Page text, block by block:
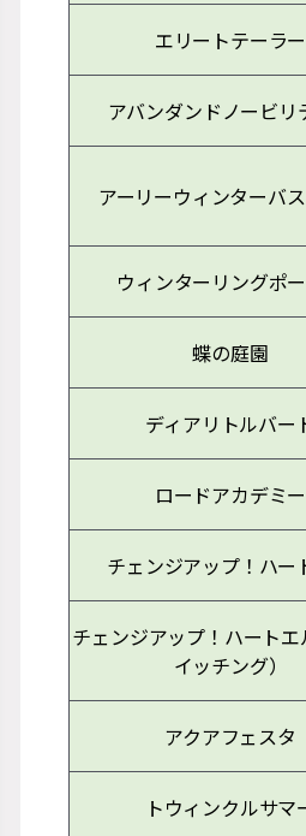
エリートテーラー
アバンダンドノービリ
アーリーウィンターバ
ウィンターリングポ
蝶の庭園
ディアリトルバー
ロードアカデミー
チェンジアップ！ハー
チェンジアップ！ハートエ
イッチング）
アクアフェスタ
トウィンクルサマ